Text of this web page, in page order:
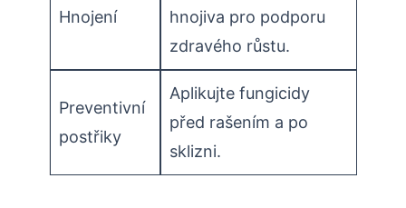
Hnojení
hnojiva ⁣pro podporu
zdravého růstu.
Preventivní
postřiky
Aplikujte fungicidy‌
před rašením a ​po
sklizni.